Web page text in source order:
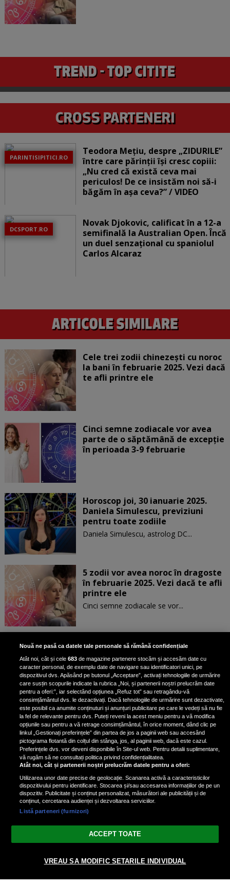
PARINTISIPITICI.RO
Teodora Mețiu, despre „ZIDURILE”
între care părinții își cresc copiii:
„Nu cred că există ceva mai
periculos! De ce insistăm noi să-i
băgăm în așa ceva?” / VIDEO
DCSPORT.RO
Novak Djokovic, calificat în a 12-a
semifinală la Australian Open. Încă
un duel senzațional cu spaniolul
Carlos Alcaraz
Cele trei zodii chinezești cu noroc
la bani în februarie 2025. Vezi dacă
te afli printre ele
Cinci semne zodiacale vor avea
parte de o săptămână de excepție
în perioada 3-9 februarie
Horoscop joi, 30 ianuarie 2025.
Daniela Simulescu, previziuni
pentru toate zodiile
Daniela Simulescu, astrolog DC...
5 zodii vor avea noroc în dragoste
în februarie 2025. Vezi dacă te afli
printre ele
Cinci semne zodiacale se vor...
Patru zodii primesc un mesaj
special de la Univers pe 30
ianuarie. Vezi dacă te afli printre
ele
3 zodii ale căror dorințe devin
realitate pe 29 ianuarie 2025. Vezi
dacă te afli printre cei norocoși
Nouă ne pasă ca datele tale personale să rămână confidențiale
Atât noi, cât și cele683 de magazine partenere stocăm și accesăm date cu
caracter personal, de exemplu date de navigare sau identificatori unici, pe
dispozitivul dvs. Apăsând pe butonul „Acceptare”, activați tehnologiile de urmărire
care susțin scopurile indicate la rubrica „Noi, și partenerii noștri prelucrăm date
pentru a oferi:”, iar selectând opțiunea „Refuz tot” sau retragându-vă
consimțământul dvs. le dezactivați. Dacă tehnologiile de urmărire sunt dezactivate,
este posibil ca anumite conținuturi și anunțuri publicitare pe care le vedeți să nu fie
la fel de relevante pentru dvs. Puteți reveni la acest meniu pentru a vă modifica
opțiunile sau pentru a vă retrage consimțământul, în orice moment, dând clic pe
linkul „Gestionați preferințele” din partea de jos a paginii web sau accesând
pictograma flotantă din colțul din stânga, jos, al paginii web, dacă este cazul.
Preferințele dvs. vor deveni disponibile în Site-ul web. Pentru detalii suplimentare,
vă rugăm să ne consultați politica privind confidențialitatea.
Atât noi, cât și partenerii noștri prelucrăm datele pentru a oferi:
Utilizarea unor date precise de geolocație. Scanarea activă a caracteristicilor
dispozitivului pentru identificare. Stocarea și/sau accesarea informațiilor de pe un
dispozitiv. Publicitate și conținut personalizat, măsurători ale publicității și de
conținut, cercetarea audienței și dezvoltarea serviciilor.
Listă parteneri (furnizori)
ACCEPT TOATE
VREAU SA MODIFIC SETARILE INDIVIDUAL